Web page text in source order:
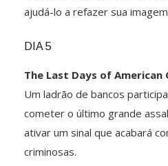
ajudá-lo a refazer sua
DIA 5
The Last Days of American
Um ladrão de bancos
cometer o último grande
ativar um sinal que acabará
criminosas.